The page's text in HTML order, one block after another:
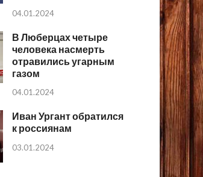
04.01.2024
В Люберцах четыре
человека насмерть
отравились угарным
газом
04.01.2024
Иван Ургант обратился
к россиянам
03.01.2024